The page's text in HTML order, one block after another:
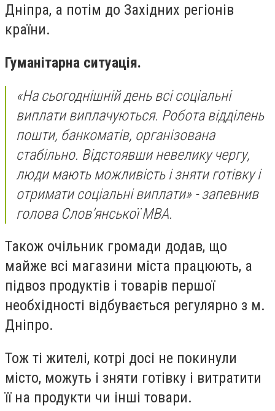
Дніпра, а потім до Західних регіонів
країни.
Гуманітарна ситуація.
«На сьогоднішній день всі соціальні
виплати виплачуються. Робота відділень
пошти, банкоматів, організована
стабільно. Відстоявши невелику чергу,
люди мають можливість і зняти готівку і
отримати соціальні виплати» - запевнив
голова Слов’янської МВА.
Також очільник громади додав, що
майже всі магазини міста працюють, а
підвоз продуктів і товарів першої
необхідності відбувається регулярно з м.
Дніпро.
Тож ті жителі, котрі досі не покинули
місто, можуть і зняти готівку і витратити
її на продукти чи інші товари.